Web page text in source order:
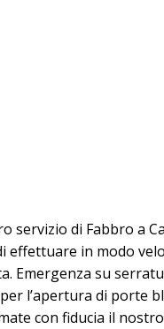
servizio di Fabbro a
in modo
Emergenza su
l’apertura di porte
con fiducia il